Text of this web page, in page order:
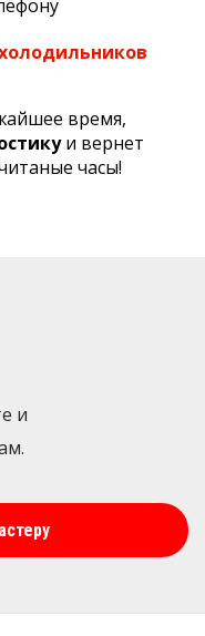
время,
и вернет
часы!
и